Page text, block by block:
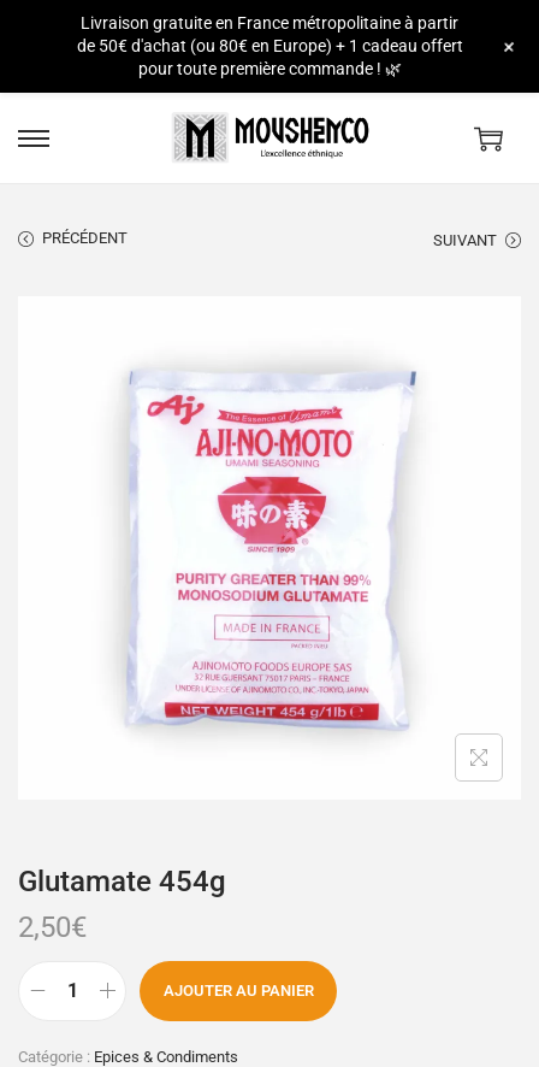
PRÉCÉDENT SUIVANT
Glutamate 454g
2,50€
AJOUTER AU PANIER
Catégorie : Epices & Condiments
Livraison gratuite en France métropolitaine à partir
de 50€ d'achat (ou 80€ en Europe) + 1 cadeau offert
pour toute première commande ! 🌿
+